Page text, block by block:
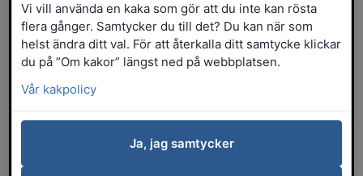
Bibliotek
Bidrag till kultur
Evenemang
Vi vill använda en kaka som gör att du inte kan rösta
flera gånger. Samtycker du till det? Du kan när som
helst ändra ditt val. För att återkalla ditt samtycke klickar
du på ”Om kakor” längst ned på webbplatsen.
Vår kakpolicy
Ja, jag samtycker